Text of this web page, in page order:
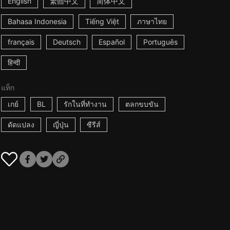
Bahasa Indonesia Tiếng Việt ภาษาไทย
français Deutsch Español Português
हिन्दी
แท็ก
เกย์
BL รักในที่ทำงาน ตลกขบขัน
ดัดแปลง ญี่ปุ่น ซีรีส์